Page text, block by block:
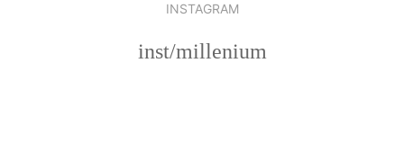
INSTAGRAM
inst/millenium